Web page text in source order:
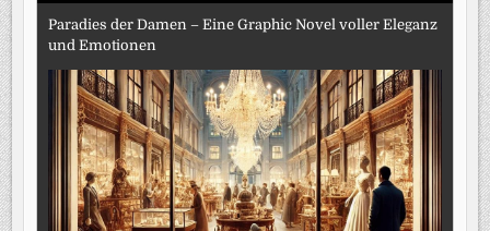
Paradies der Damen – Eine Graphic Novel voller Eleganz
und Emotionen